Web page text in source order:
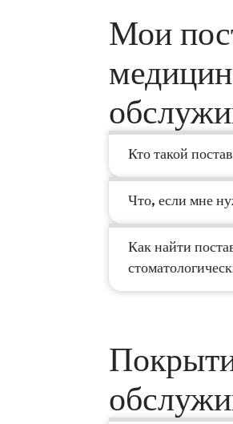
Мои
Кто такой
Что, если мне
Как найти